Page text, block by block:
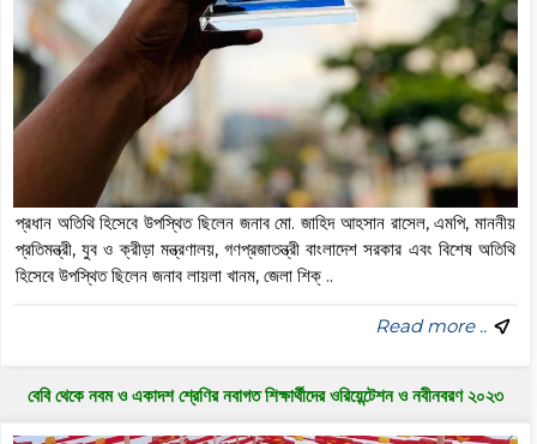
প্রধান অতিথি হিসেবে উপস্থিত ছিলেন জনাব মো. জাহিদ আহসান রাসেল, এমপি, মাননীয়
প্রতিমন্ত্রী, যুব ও ক্রীড়া মন্ত্রণালয়, গণপ্রজাতন্ত্রী বাংলাদেশ সরকার এবং বিশেষ অতিথি
হিসেবে উপস্থিত ছিলেন জনাব লায়লা খানম, জেলা শিক্ ..
Read more ..
বেবি থেকে নবম ও একাদশ শ্রেণির নবাগত শিক্ষার্থীদের ওরিয়েন্টেশন ও নবীনবরণ ২০২৩